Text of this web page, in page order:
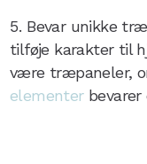
Bevar unikke
tilføje karakter til
være træpaneler,
elementerbevarer